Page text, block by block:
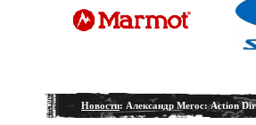
Новости: Александр Мегос: Action